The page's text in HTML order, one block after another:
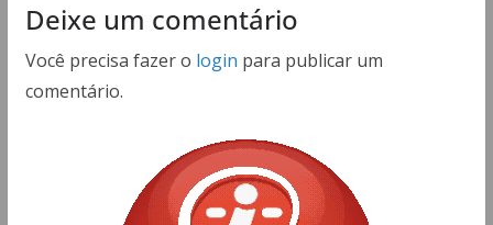
Deixe um comentário
Você precisa fazer o login para publicar um
comentário.